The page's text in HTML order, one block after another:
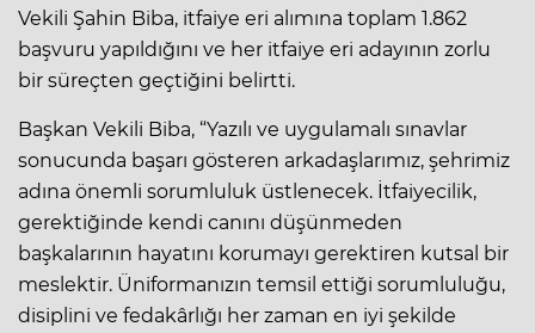
Vekili Şahin Biba, itfaiye eri alımına toplam 1.862
başvuru yapıldığını ve her itfaiye eri adayının zorlu
bir süreçten geçtiğini belirtti.
Başkan Vekili Biba, “Yazılı ve uygulamalı sınavlar
sonucunda başarı gösteren arkadaşlarımız, şehrimiz
adına önemli sorumluluk üstlenecek. İtfaiyecilik,
gerektiğinde kendi canını düşünmeden
başkalarının hayatını korumayı gerektiren kutsal bir
meslektir. Üniformanızın temsil ettiği sorumluluğu,
disiplini ve fedakârlığı her zaman en iyi şekilde